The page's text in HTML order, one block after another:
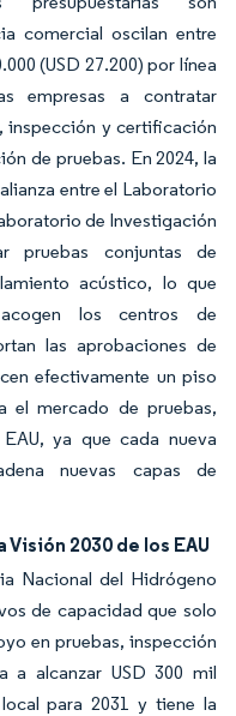
comercial oscilan entre
(USD 27.200) por línea
empresas a contratar
inspección y certificación
de pruebas. En 2024, la
entre el Laboratorio
de Investigación
pruebas conjuntas de
acústico, lo que
los centros de
las aprobaciones de
efectivamente un piso
el mercado de pruebas,
ya que cada nueva
nuevas capas de
2030 de los EAU
Nacional del Hidrógeno
de capacidad que solo
en pruebas, inspección
a alcanzar USD 300 mil
para 2031 y tiene la